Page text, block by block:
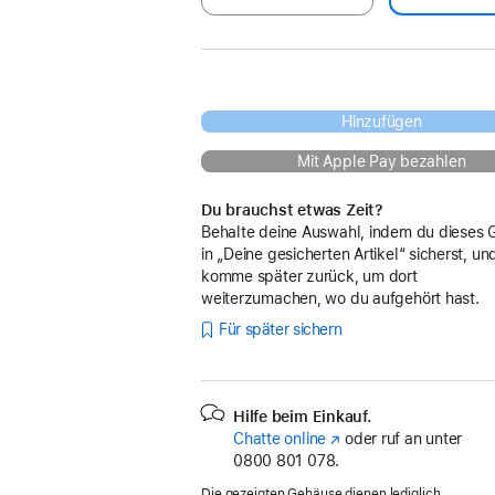
Hinzufügen
Mit Apple Pay bezahlen
Du brauchst etwas Zeit?
Behalte deine Auswahl, indem du dieses
in „Deine gesicherten Artikel“ sicherst,
komme später zurück, um dort
weiterzumachen, wo du aufgehört hast.
Für später sichern
Hilfe beim Einkauf.
Chatte online (Öffnet
ein
oder ruf an unter
0800 801 078.